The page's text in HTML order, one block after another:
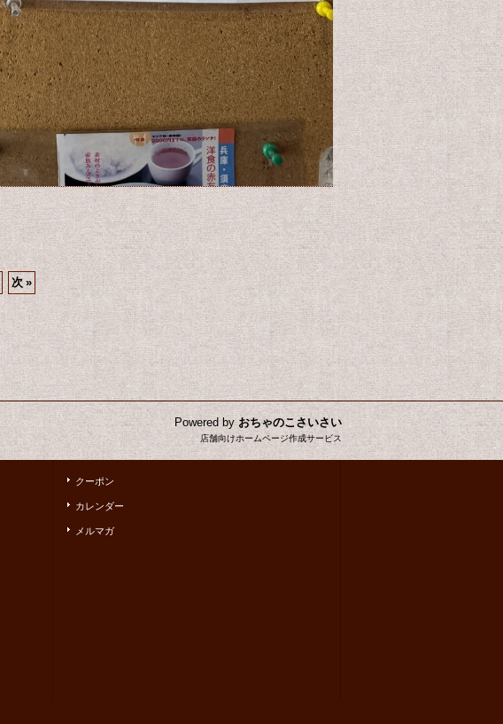
次 »
Powered by おちゃのこさいさい
店舗向けホームページ作成サービス
クーポン
カレンダー
メルマガ